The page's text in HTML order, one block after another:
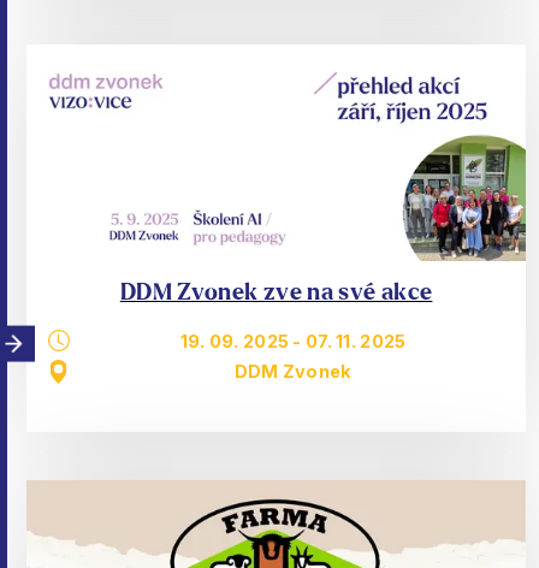
DDM Zvonek zve na své akce
19. 09. 2025 - 07. 11. 2025
DDM Zvonek